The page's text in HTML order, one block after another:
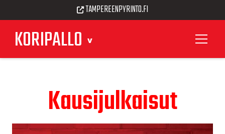
KORIPALLO
TAMPEREENPYRINTO.FI
Kausijulkaisut